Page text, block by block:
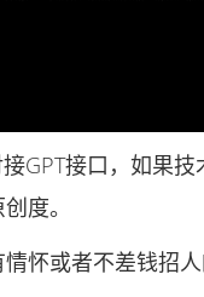
接口，如果技
度。
或者不差钱招人